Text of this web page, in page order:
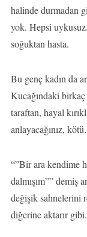
halinde durmadan
yok. Hepsi
soğuktan hasta.
Bu genç kadın da
Kucağındaki
taraftan, hayal
anlayacağınız,
“”Bir ara kendime
dalmışım”” demiş
değişik sahnelerini
diğerine aktarır gibi.